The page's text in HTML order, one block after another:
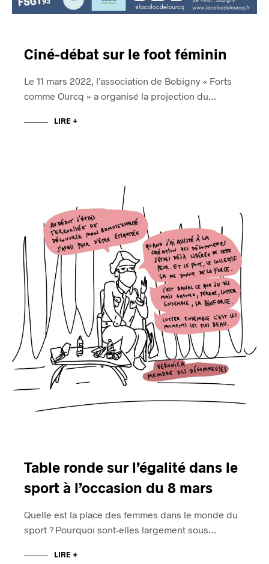
Ciné-débat sur le foot féminin
Le 11 mars 2022, l’association de Bobigny « Forts
comme Ourcq » a organisé la projection du…
LIRE +
Table ronde sur l’égalité dans le
sport à l’occasion du 8 mars
Quelle est la place des femmes dans le monde du
sport ? Pourquoi sont-elles largement sous…
LIRE +